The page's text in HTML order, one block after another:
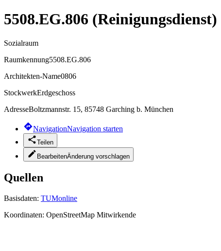
5508.EG.806 (Reinigungsdienst)
Sozialraum
Raumkennung5508.EG.806
Architekten-Name0806
StockwerkErdgeschoss
AdresseBoltzmannstr. 15, 85748 Garching b. München
NavigationNavigation starten
Teilen
BearbeitenÄnderung vorschlagen
Quellen
Basisdaten: TUMonline
Koordinaten: OpenStreetMap Mitwirkende